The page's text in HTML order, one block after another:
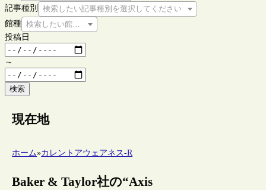
記事種別
検索したい記事種別を選択してください
館種 検索したい館種を選択してください
投稿日
～
検索
現在地
ホーム»カレントアウェアネス-R
Baker & Taylor社の“Axis